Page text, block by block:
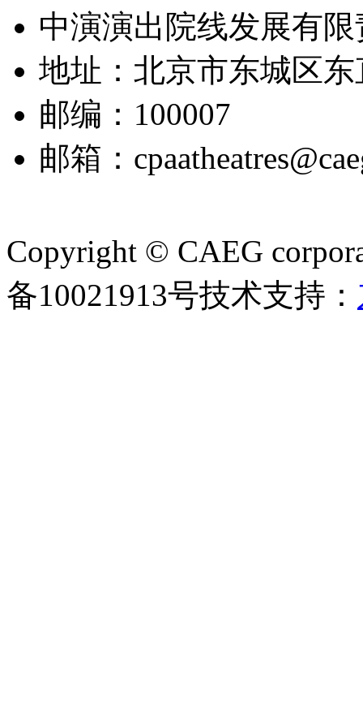
中演演出院线发展有
地址：北京市东城区
邮编：100007
邮箱：
Copyright © CAEG
备10021913号技术支持：